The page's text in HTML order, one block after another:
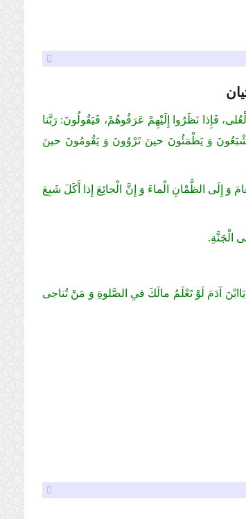
فَإِذا نَظَرُوا إِلَیْهِمْ عَرَفُوهُمْ، فَیَقُولُونَ: رَبَّنا
تَشْبَعُونَ وَ یَظْمَئُونَ حینَ تَرْوُونَ وَ یَقُومُونَ حینَ
وَ إِلَى الظَّمْانِ الْماءَ وَ إِنَّ الْجائِعَ إِذا أَكَلَ شَبِعَ
الْجَنَّةِ.
آدَمَ لَوْ تَعْلَمُ مالَكَ فىِ الصَّلوةِ وَ مَنْ تُناجى